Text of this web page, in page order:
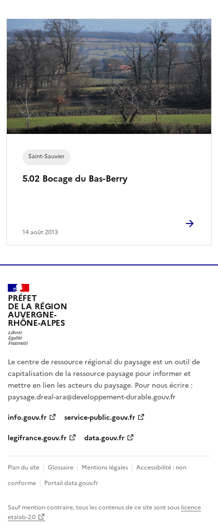
5.02 Bocage du Bas-Berry
Saint-Sauvier
14 août 2013
PRÉFET
DE LA RÉGION
AUVERGNE-
RHÔNE-ALPES
Le centre de ressource régional du paysage est un outil de
capitalisation de la ressource paysage pour informer et
mettre en lien les acteurs du paysage. Pour nous écrire :
paysage.dreal-ara@developpement-durable.gouv.fr
info.gouv.fr
service-public.gouv.fr
legifrance.gouv.fr
data.gouv.fr
Plan du site Glossaire Mentions légales
Accessibilité : non
conforme
Portail data.gouv.fr
Sauf mention contraire, tous les contenus de ce site sont sous licence
etalab-2.0